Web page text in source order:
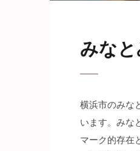
みな
横浜市のみな
います。 みな
マーク的存在